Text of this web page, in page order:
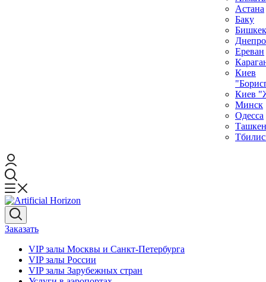
Астана
Баку
Бишкек
Ереван
Киев
Киев
Минск
Одесса
Заказать
VIP залы Москвы и Санкт-Петербурга
VIP залы Росcии
VIP залы Зарубежных стран